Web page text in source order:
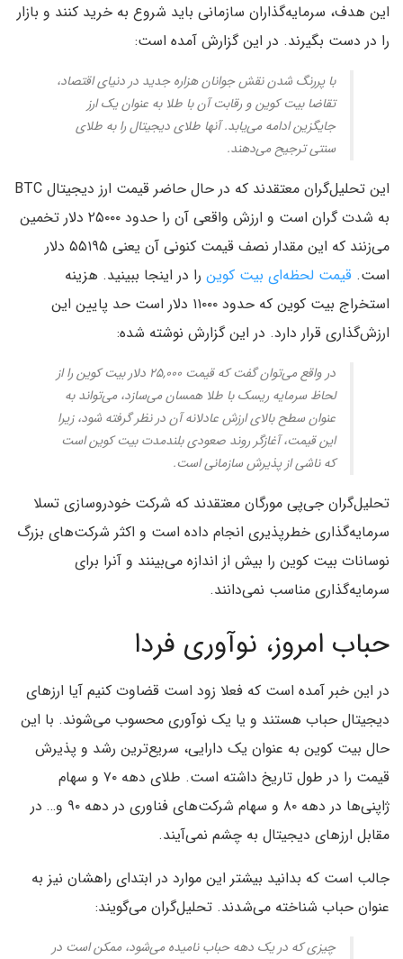
این هدف، سرمایه‌گذاران سازمانی باید شروع به خرید کنند و بازار
را در دست بگیرند. در این گزارش آمده است:
با پررنگ شدن نقش جوانان هزاره جدید در دنیای اقتصاد،
تقاضا بیت کوین و رقابت آن با طلا به عنوان یک ارز
جایگزین ادامه می‌یابد. آنها طلای دیجیتال را به طلای
سنتی ترجیح می‌دهند.
این تحلیل‌گران معتقدند که در حال حاضر قیمت ارز دیجیتال BTC
به شدت گران است و ارزش واقعی آن را حدود ۲۵۰۰۰ دلار تخمین
می‌زنند که این مقدار نصف قیمت کنونی آن یعنی ۵۵۱۹۵ دلار
است. قیمت لحظه‌ای بیت کوین را در اینجا ببینید. هزینه
استخراج بیت کوین که حدود ۱۱۰۰۰ دلار است حد پایین این
ارزش‌گذاری قرار دارد. در این گزارش نوشته شده:
در واقع می‌توان گفت که قیمت ۲۵,۰۰۰ دلار بیت کوین را از
لحاظ سرمایه ریسک با طلا همسان می‌سازد، می‌تواند به
عنوان سطح بالای ارزش عادلانه آن در نظر گرفته شود، زیرا
این قیمت، آغازگر روند صعودی بلندمدت بیت کوین است
که ناشی از پذیرش سازمانی است.
تحلیل‌گران جی‌پی مورگان معتقدند که شرکت خودروسازی تسلا
سرمایه‌گذاری خطرپذیری انجام داده است و اکثر شرکت‌های بزرگ
نوسانات بیت کوین را بیش از اندازه می‌بینند و آنرا برای
سرمایه‌گذاری مناسب نمی‌دانند.
حباب امروز، نوآوری فردا
در این خبر آمده است که فعلا زود است قضاوت کنیم آیا ارزهای
دیجیتال حباب هستند و یا یک نوآوری محسوب می‌شوند. با این
حال بیت کوین به عنوان یک دارایی، سریع‌ترین رشد و پذیرش
قیمت را در طول تاریخ داشته است. طلای دهه ۷۰ و سهام
ژاپنی‌ها در دهه ۸۰ و سهام شرکت‌های فناوری در دهه ۹۰ و… در
مقابل ارزهای دیجیتال به چشم نمی‌آیند.
جالب است که بدانید بیشتر این موارد در ابتدای راهشان نیز به
عنوان حباب شناخته می‌شدند. تحلیل‌گران می‌گویند:
چیزی که در یک دهه حباب نامیده می‌شود، ممکن است در